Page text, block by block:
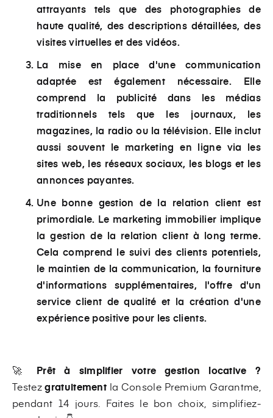
attrayants tels que des photographies de
haute qualité, des descriptions détaillées, des
visites virtuelles et des vidéos.
La mise en place d'une communication
adaptée est également nécessaire. Elle
comprend la publicité dans les médias
traditionnels tels que les journaux, les
magazines, la radio ou la télévision. Elle inclut
aussi souvent le marketing en ligne via les
sites web, les réseaux sociaux, les blogs et les
annonces payantes.
Une bonne gestion de la relation client est
primordiale. Le marketing immobilier implique
la gestion de la relation client à long terme.
Cela comprend le suivi des clients potentiels,
le maintien de la communication, la fourniture
d'informations supplémentaires, l'offre d'un
service client de qualité et la création d'une
expérience positive pour les clients.
🚀 Prêt à simplifier votre gestion locative ?
Testezgratuitement la Console Premium Garantme,
pendant 14 jours. Faites le bon choix, simplifiez-